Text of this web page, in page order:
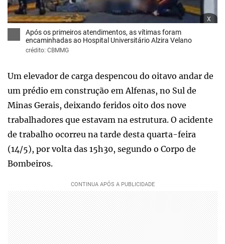
x
Após os primeiros atendimentos, as vítimas foram
encaminhadas ao Hospital Universitário Alzira Velano
crédito: CBMMG
Um elevador de carga despencou do oitavo andar de
um prédio em construção em Alfenas, no Sul de
Minas Gerais, deixando feridos oito dos nove
trabalhadores que estavam na estrutura. O acidente
de trabalho ocorreu na tarde desta quarta-feira
(14/5), por volta das 15h30, segundo o Corpo de
Bombeiros.